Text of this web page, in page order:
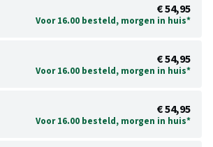
€ 54,95
Voor 16.00 besteld, morgen in huis*
€ 54,95
Voor 16.00 besteld, morgen in huis*
€ 54,95
Voor 16.00 besteld, morgen in huis*